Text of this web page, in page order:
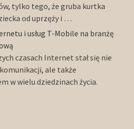
tylko tego, że gruba kurtka
od uprzęży i …
i usług T-Mobile na branżę
czasach Internet stał się nie
ale także
w wielu dziedzinach życia.